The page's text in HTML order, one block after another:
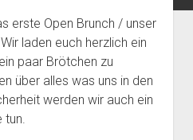
uns
open
dropdown
menu
Offen/Geschlossen
zum Space
UN-Hack-Bar
open
dropdown
sind wir?
den Hackspace
Hackspace (360°)
Kontakt
open
dropdown
menu
Messaging
Media
Unna
erste Open Brunch / unser
laden euch herzlich ein
paar Brötchen zu
über alles was uns in den
werden wir auch ein
tun.